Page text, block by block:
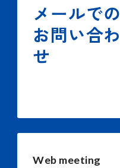
メールでの
お問い合わ
せ
Web meeting